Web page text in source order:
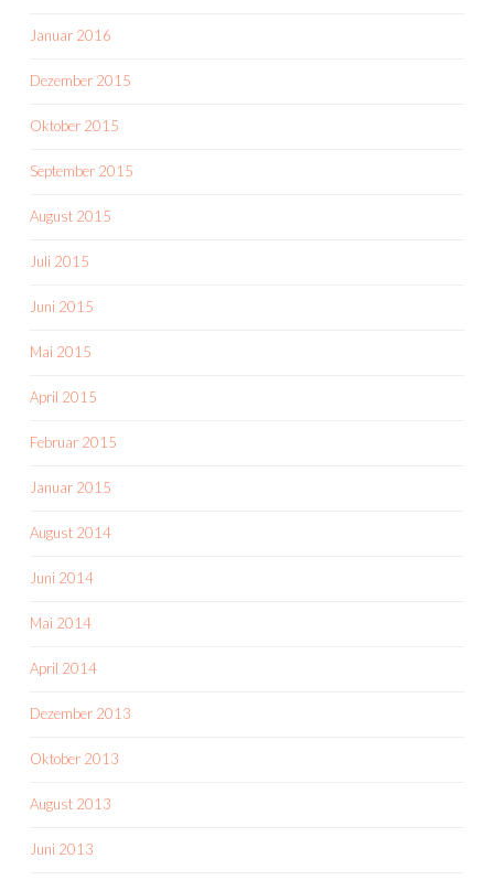
Januar 2016
Dezember 2015
Oktober 2015
September 2015
August 2015
Juli 2015
Juni 2015
Mai 2015
April 2015
Februar 2015
Januar 2015
August 2014
Juni 2014
Mai 2014
April 2014
Dezember 2013
Oktober 2013
August 2013
Juni 2013